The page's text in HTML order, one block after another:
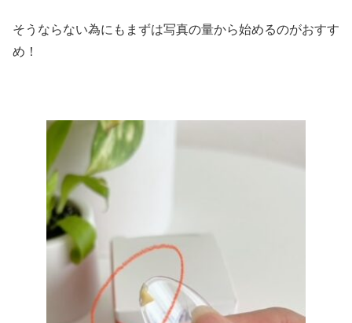
そうならない為にもまずは写真の量から始めるのがおすす
め！